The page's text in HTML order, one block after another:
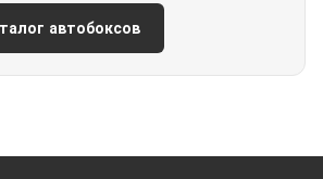
автобоксов